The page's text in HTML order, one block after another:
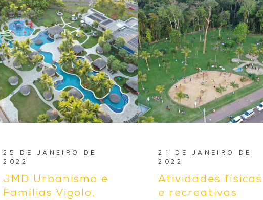
25 DE JANEIRO DE
2022
JMD Urbanismo e
Famílias Vigolo,
21 DE JANEIRO DE
2022
Atividades físicas
e recreativas